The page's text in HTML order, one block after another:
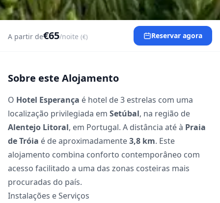
A partir de€65/noite (€) Reservar agora
Sobre este Alojamento
O Hotel Esperança é hotel de 3 estrelas com uma
localização privilegiada em Setúbal, na região de
Alentejo Litoral, em Portugal. A distância até à Praia
de Tróia é de aproximadamente3,8 km. Este
alojamento combina conforto contemporâneo com
acesso facilitado a uma das zonas costeiras mais
procuradas do país.
Instalações e Serviços